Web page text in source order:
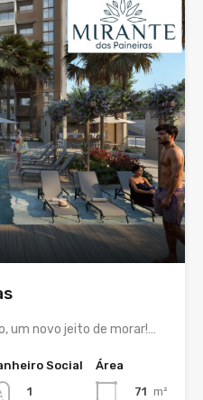
um novo jeito de morar!…
Social
1
Área
71 m²